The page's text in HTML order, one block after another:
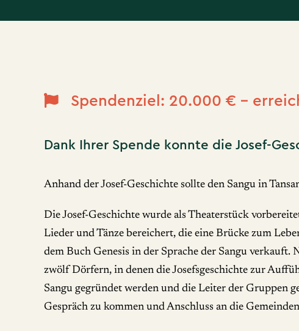
Spendenziel: 20.000 € -
Dank Ihrer Spende konnte die Josef-
Anhand der Josef-Geschichte sollte den Sangu in
Die Josef-Geschichte wurde als Theaterstück
Lieder und Tänze bereichert, die eine Brücke zum
dem Buch Genesis in der Sprache der Sangu
zwölf Dörfern, in denen die Josefsgeschichte zur
Sangu gegründet werden und die Leiter der Gruppen
Gespräch zu kommen und Anschluss an die